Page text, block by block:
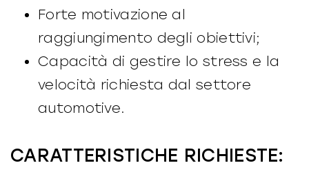
Forte motivazione al
raggiungimento degli obiettivi;
Capacità di gestire lo stress e la
velocità richiesta dal settore
automotive.
CARATTERISTICHE RICHIESTE: